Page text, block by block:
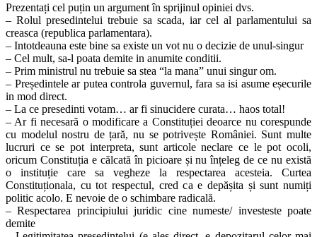
Prezentați cel puțin un argument în sprijinul opiniei dvs.
– Rolul presedintelui trebuie sa scada, iar cel al parlamentului sa
creasca (republica parlamentara).
– Intotdeauna este bine sa existe un vot nu o decizie de unul-singur
– Cel mult, sa-l poata demite in anumite conditii.
– Prim ministrul nu trebuie sa stea “la mana” unui singur om.
– Președintele ar putea controla guvernul, fara sa isi asume eșecurile
in mod direct.
– La ce presedinti votam… ar fi sinucidere curata… haos total!
– Ar fi necesară o modificare a Constituției deoarce nu corespunde
cu modelul nostru de țară, nu se potrivește României. Sunt multe
lucruri ce se pot interpreta, sunt articole neclare ce le pot ocoli,
oricum Constituția e călcată în picioare și nu înțeleg de ce nu există
o instituție care sa vegheze la respectarea acesteia. Curtea
Constituționala, cu tot respectul, cred ca e depășita și sunt numiți
politic acolo. E nevoie de o schimbare radicală.
– Respectarea principiului juridic cine numeste/ investeste poate
demite